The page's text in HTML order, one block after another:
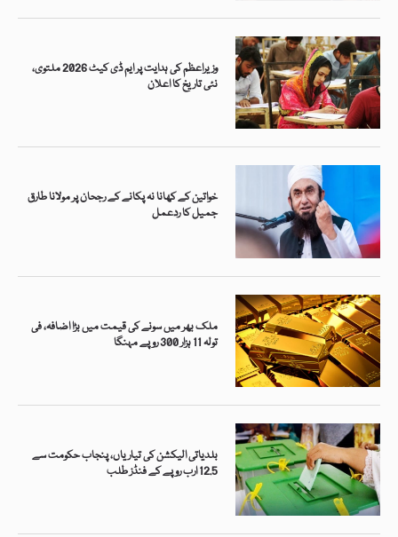
وزیراعظم کی ہدایت پر ایم ڈی کیٹ 2026 ملتوی،
نئی تاریخ کا اعلان
خواتین کے کھانا نہ پکانے کے رجحان پر مولانا طارق
جمیل کا ردعمل
ملک بھر میں سونے کی قیمت میں بڑا اضافہ، فی
تولہ 11 ہزار 300 روپے مہنگا
بلدیاتی الیکشن کی تیاریاں، پنجاب حکومت سے
12.5 ارب روپے کے فنڈز طلب